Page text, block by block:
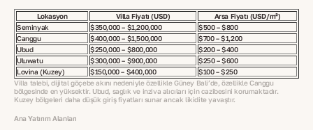
Lokasyon Villa Fiyatı (USD)
Arsa Fiyatı (USD/m²)
Seminyak
$350,000 – $1,200,000
$500 – $800
Canggu
$400,000 – $1,500,000
$700 – $1,200
Ubud
$250,000 – $800,000
$200 – $400
Uluwatu
$300,000 – $900,000
$250 – $600
Lovina (Kuzey)
$150,000 – $400,000
$100 – $250
Villa talebi, dijital göçebe akını nedeniyle özellikle Güney Bali’de, özellikle Canggu
bölgesinde en yüksektir. Ubud, sağlık ve inziva alıcıları için cazibesini korumaktadır.
Kuzey bölgeleri daha düşük giriş fiyatları sunar ancak likidite yavaştır.
Ana Yatırım Alanları